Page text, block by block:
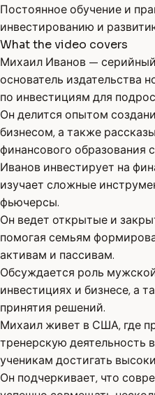
Постоянное обучение и
инвестированию и
What the video covers
Михаил Иванов —
основатель издательства
по инвестициям для
Он делится опытом
бизнесом, а также
финансового образования
Иванов инвестирует на
изучает сложные
фьючерсы.
Он ведет открытые и
помогая семьям
активам и пассивам.
Обсуждается роль
инвестициях и бизнесе, а
принятия решений.
Михаил живет в США, где
тренерскую деятельность
ученикам достигать
Он подчеркивает, что